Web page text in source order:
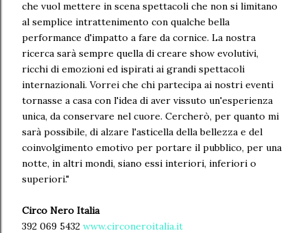
che vuol mettere in scena spettacoli che non si limitano
al semplice intrattenimento con qualche bella
performance d'impatto a fare da cornice. La nostra
ricerca sarà sempre quella di creare show evolutivi,
ricchi di emozioni ed ispirati ai grandi spettacoli
internazionali. Vorrei che chi partecipa ai nostri eventi
tornasse a casa con l'idea di aver vissuto un'esperienza
unica, da conservare nel cuore. Cercherò, per quanto mi
sarà possibile, di alzare l'asticella della bellezza e del
coinvolgimento emotivo per portare il pubblico, per una
notte, in altri mondi, siano essi interiori, inferiori o
superiori."
Circo Nero Italia
392 069 5432 www.circoneroitalia.it